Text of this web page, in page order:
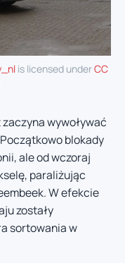
is licensed underCC
wywoływać
blokady
ale od wczoraj
paraliżując
W efekcie
zostały
sortowania w